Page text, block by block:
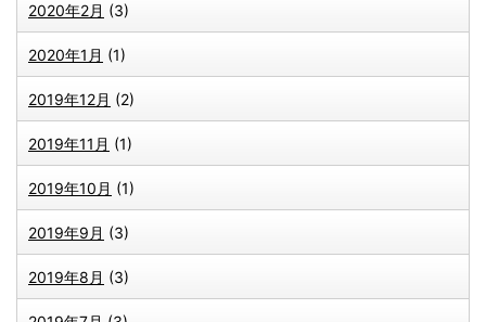
2020年2月 (3)
2020年1月 (1)
2019年12月 (2)
2019年11月 (1)
2019年10月 (1)
2019年9月 (3)
2019年8月 (3)